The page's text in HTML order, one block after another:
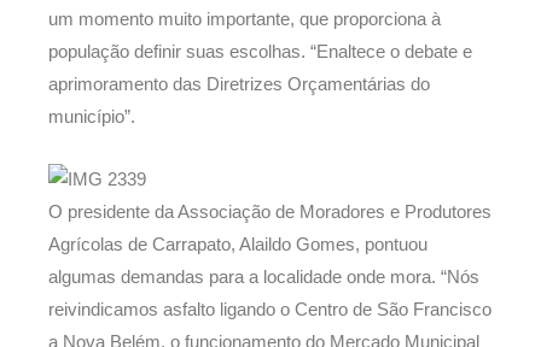
um momento muito importante, que proporciona à
população definir suas escolhas. “Enaltece o debate e
aprimoramento das Diretrizes Orçamentárias do
município”.
O presidente da Associação de Moradores e Produtores
Agrícolas de Carrapato, Alaildo Gomes, pontuou
algumas demandas para a localidade onde mora. “Nós
reivindicamos asfalto ligando o Centro de São Francisco
a Nova Belém, o funcionamento do Mercado Municipal